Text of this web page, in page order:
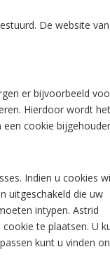
De website
er bijvoorbeeld
Hierdoor wordt het
cookie
Indien u cookies
uitgeschakeld die uw
intypen. Astrid
te plaatsen. U
kunt u vinden